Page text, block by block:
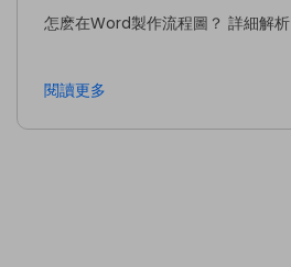
怎麽在Word製作流程圖？ 詳細解析
閱讀更多